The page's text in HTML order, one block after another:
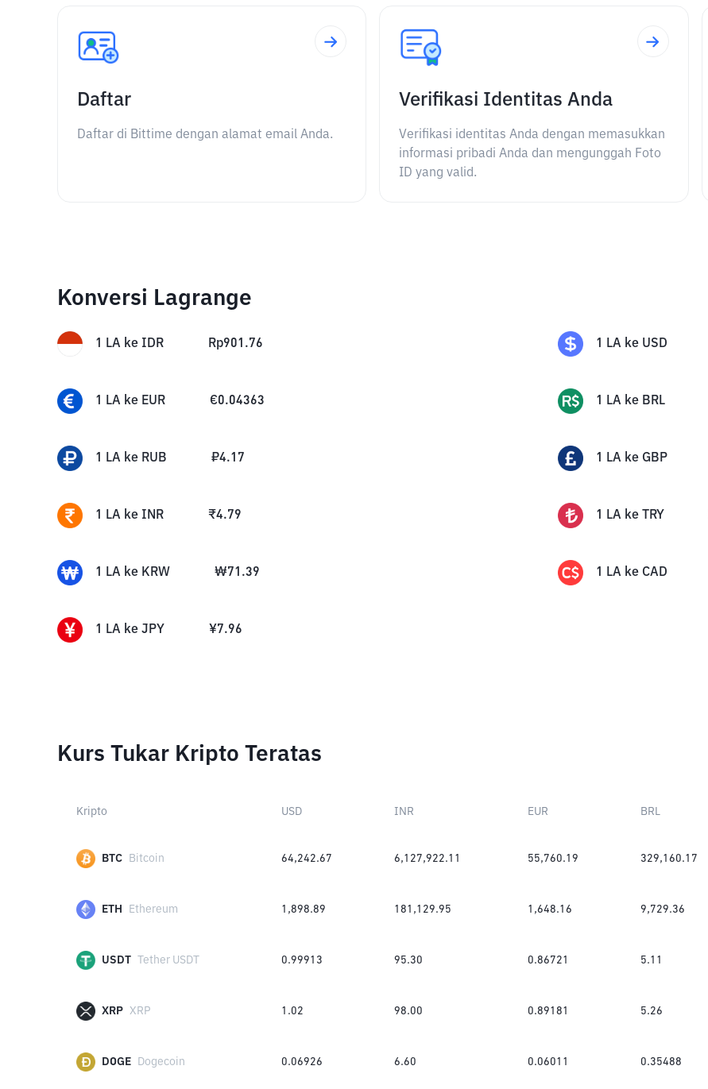
Daftar
Daftar di Bittime dengan alamat email Anda.
Verifikasi Identitas Anda
Verifikasi identitas Anda dengan memasukkan
informasi pribadi Anda dan mengunggah Foto
ID yang valid.
Konversi Lagrange
1 LA ke IDR Rp901.76 1 LA ke USD
1 LA ke EUR €0.04363 1 LA ke BRL
1 LA ke RUB ₽4.17 1 LA ke GBP
1 LA ke INR ₹4.79 1 LA ke TRY
1 LA ke KRW ₩71.39 1 LA ke CAD
1 LA ke JPY ¥7.96
Kurs Tukar Kripto Teratas
Kripto USD INR EUR BRL
BTC Bitcoin 64,242.67 6,127,922.11 55,760.19 329,160.17
ETH Ethereum 1,898.89 181,129.95 1,648.16 9,729.36
USDT Tether USDT 0.99913 95.30 0.86721 5.11
XRP XRP 1.02 98.00 0.89181 5.26
DOGE Dogecoin 0.06926 6.60 0.06011 0.35488